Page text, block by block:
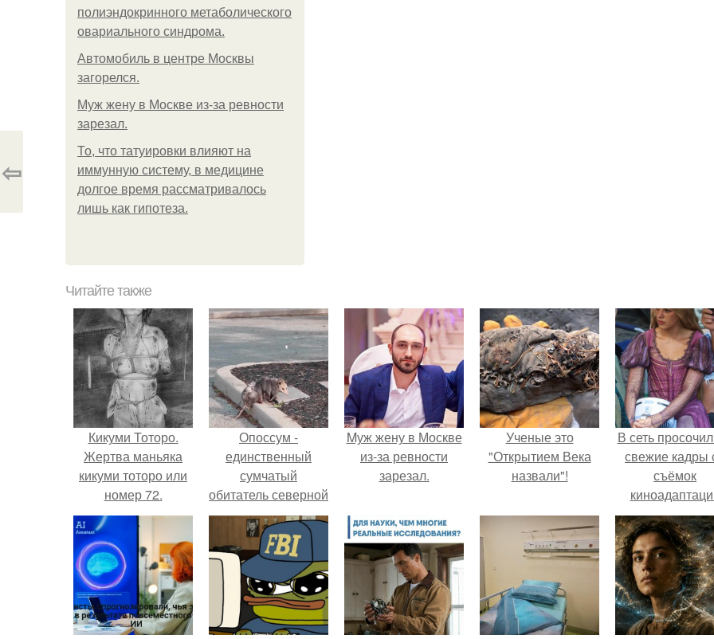
полиэндокринного метаболического
овариального синдрома.
Автомобиль в центре Москвы
загорелся.
Mуж жену в Москве из-за ревности
зарезал.
То, что татуировки влияют на
иммунную систему, в медицине
долгое время рассматривалось
лишь как гипотеза.
⇦
Читайте также
Кикуми Тоторо.
Жертва маньяка
кикуми тоторо или
номер 72.
Опоссум -
единственный
сумчатый
обитатель северной
америки.
Mуж жену в Москве
из-за ревности
зарезал.
Ученые это
"Открытием Века
назвали"!
В сеть
свежие кадры
съёмок
"Рапунцель", и
внимание
моментально
оказалось
приковано к
крофт.